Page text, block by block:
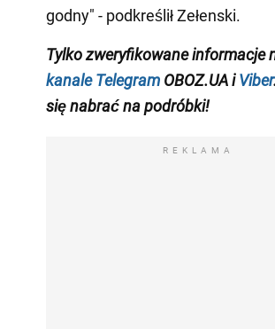
godny" - podkreślił Zełenski.
Tylko zweryfikowane informacje
kanale TelegramOBOZ.UA iViber
się nabrać na podróbki!
REKLAMA